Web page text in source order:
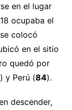
en el lugar
ocupaba el
colocó
en el sitio
quedó por
) y Perú (84).
descender,